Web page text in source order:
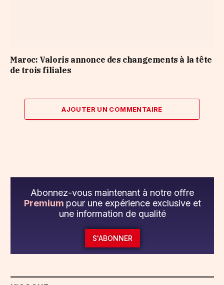
Maroc: Valoris annonce des changements à la tête
de trois filiales
AJOUTER UN COMMENTAIRE
Abonnez-vous maintenant à notre offre
Premium pour une expérience exclusive et
une information de qualité
S'ABONNER